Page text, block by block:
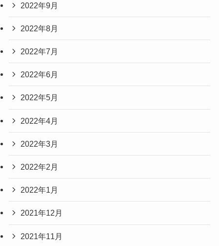
2022年9月
2022年8月
2022年7月
2022年6月
2022年5月
2022年4月
2022年3月
2022年2月
2022年1月
2021年12月
2021年11月